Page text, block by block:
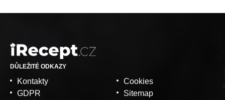
DŮLEŽITÉ ODKAZY
Kontakty
GDPR
Cookies
Sitemap